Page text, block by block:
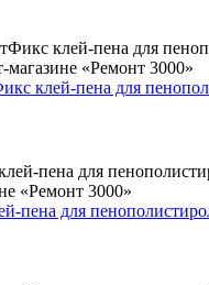
клей-пена для
пена для